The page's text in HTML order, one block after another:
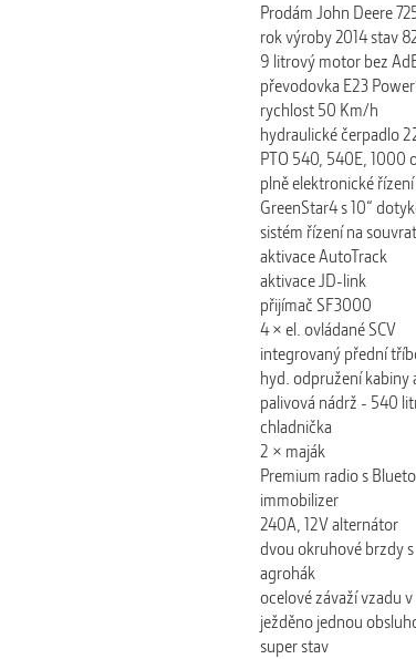
Prodám John Deere
rok výroby 2014 stav
9 litrový motor bez
převodovka E23
rychlost 50 Km/h
hydraulické čerpadlo
PTO 540, 540E, 1000
plně elektronické
GreenStar4 s 10“
sistém řízení na
aktivace AutoTrack
aktivace JD-link
přijímač SF3000
4 × el. ovládané SCV
integrovaný přední
hyd. odpružení kabiny
palivová nádrž - 540
chladnička
2 × maják
Premium radio s
immobilizer
240A, 12V alternátor
dvou okruhové brzdy
agrohák
ocelové závaží vzadu
ježděno jednou
super stav